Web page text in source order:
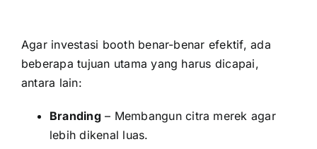
Agar investasi booth benar-benar efektif, ada
beberapa tujuan utama yang harus dicapai,
antara lain:
Branding– Membangun citra merek agar
lebih dikenal luas.